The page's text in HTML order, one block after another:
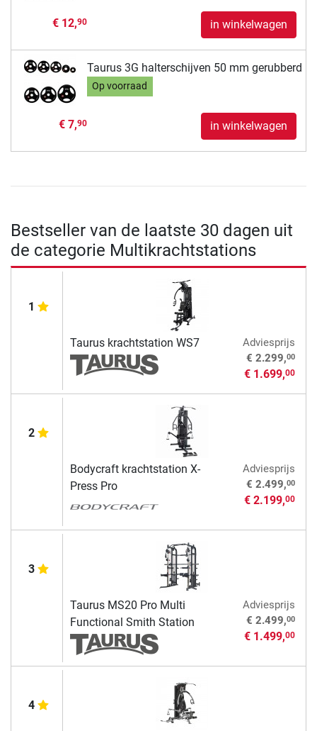
€ 12,90 in winkelwagen
Taurus 3G halterschijven 50 mm gerubberd
Op voorraad
€ 7,90 in winkelwagen
Bestseller van de laatste 30 dagen uit
de categorie Multikrachtstations
1
Taurus krachtstation WS7
Adviesprijs
€ 2.299,00
€ 1.699,00
2
Bodycraft krachtstation X-
Press Pro
Adviesprijs
€ 2.499,00
€ 2.199,00
3
Taurus MS20 Pro Multi
Functional Smith Station
Adviesprijs
€ 2.499,00
€ 1.499,00
4